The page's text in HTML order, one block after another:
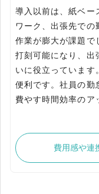
導入以前は、紙ベー
ワーク、出張先での
作業が膨大が課題で
打刻可能になり、出
いに役立っています
便利です。社員の勤
費やす時間効率のア
費用感や連